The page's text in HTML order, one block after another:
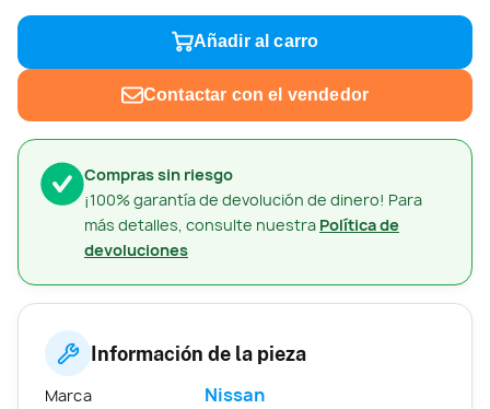
Compras sin riesgo
¡100% garantía de devolución de dinero! Para
más detalles, consulte nuestra Política de
devoluciones
Añadir al carro
Contactar con el vendedor
Información de la pieza
Marca Nissan